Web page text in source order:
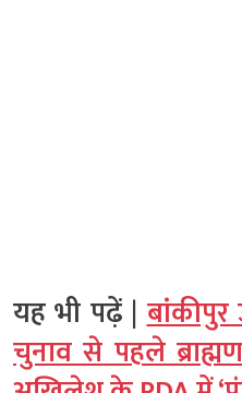
यह भी पढ़ें |
चुनाव से पहले